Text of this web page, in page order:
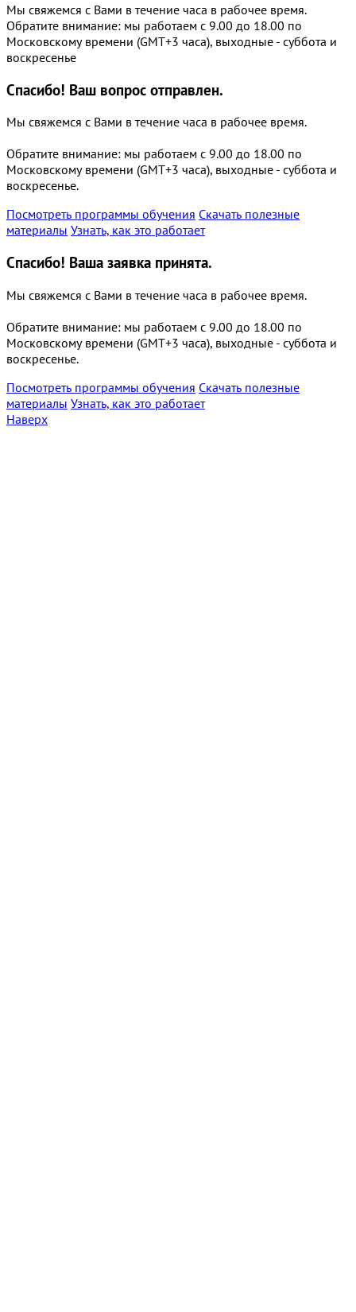
Мы свяжемся с Вами в течение часа в рабочее время.
Обратите внимание: мы работаем с 9.00 до 18.00 по
Московскому времени (GMT+3 часа), выходные - суббота и
воскресенье
Спасибо! Ваш вопрос отправлен.
Мы свяжемся с Вами в течение часа в рабочее время.
Обратите внимание: мы работаем с 9.00 до 18.00 по
Московскому времени (GMT+3 часа), выходные - суббота и
воскресенье.
Посмотреть программы обучения Скачать полезные
материалы Узнать, как это работает
Спасибо! Ваша заявка принята.
Мы свяжемся с Вами в течение часа в рабочее время.
Обратите внимание: мы работаем с 9.00 до 18.00 по
Московскому времени (GMT+3 часа), выходные - суббота и
воскресенье.
Посмотреть программы обучения Скачать полезные
материалы Узнать, как это работает
Наверх